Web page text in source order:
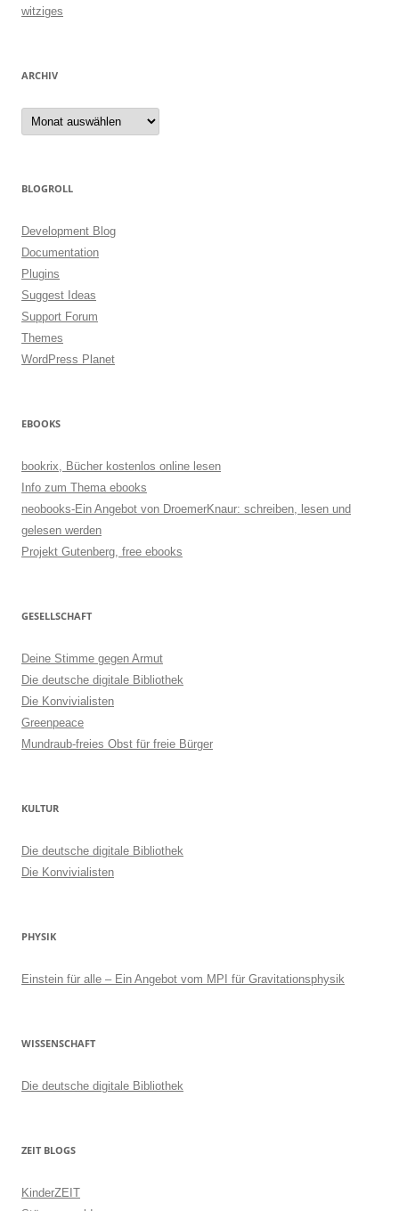
witziges
ARCHIV
Archiv
BLOGROLL
Development Blog
Documentation
Plugins
Suggest Ideas
Support Forum
Themes
WordPress Planet
EBOOKS
bookrix, Bücher kostenlos online lesen
Info zum Thema ebooks
neobooks-Ein Angebot von DroemerKnaur: schreiben, lesen und
gelesen werden
Projekt Gutenberg, free ebooks
GESELLSCHAFT
Deine Stimme gegen Armut
Die deutsche digitale Bibliothek
Die Konvivialisten
Greenpeace
Mundraub-freies Obst für freie Bürger
KULTUR
Die deutsche digitale Bibliothek
Die Konvivialisten
PHYSIK
Einstein für alle – Ein Angebot vom MPI für Gravitationsphysik
WISSENSCHAFT
Die deutsche digitale Bibliothek
ZEIT BLOGS
KinderZEIT